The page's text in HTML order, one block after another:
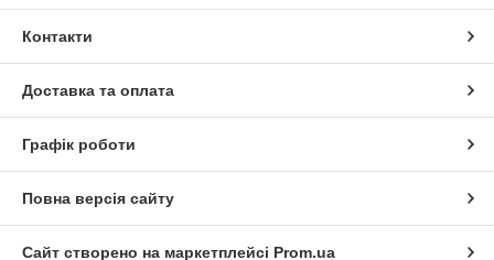
Контакти
Доставка та оплата
Графік роботи
Повна версія сайту
Сайт створено на маркетплейсі Prom.ua